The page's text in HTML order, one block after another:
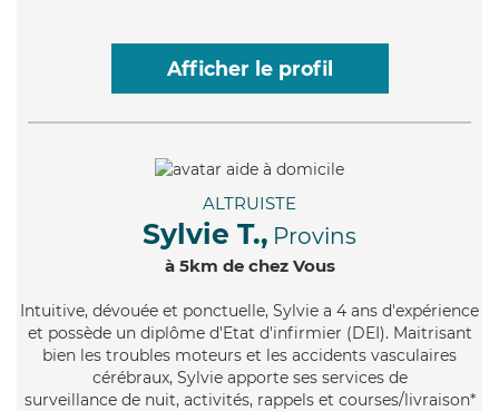
Afficher le profil
ALTRUISTE
Sylvie T., Provins
à 5km de chez Vous
Intuitive, dévouée et ponctuelle, Sylvie a 4 ans d'expérience
et possède un diplôme d'Etat d'infirmier (DEI). Maitrisant
bien les troubles moteurs et les accidents vasculaires
cérébraux, Sylvie apporte ses services de
surveillance de nuit, activités, rappels et courses/livraison*